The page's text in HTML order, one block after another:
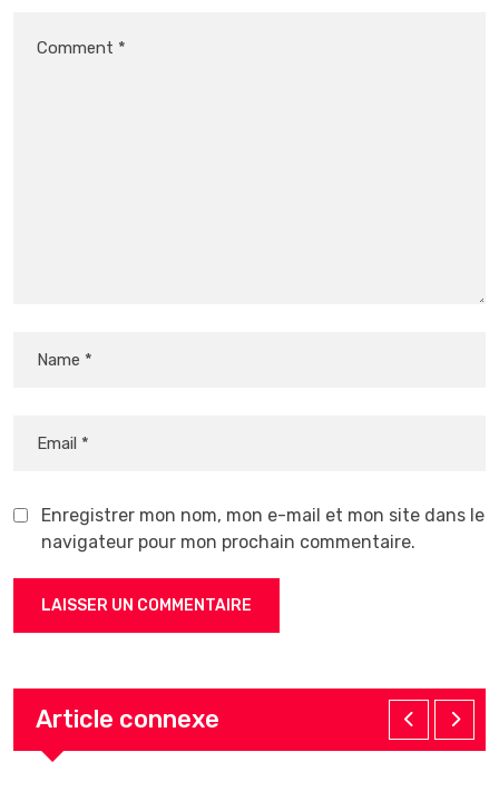
Enregistrer mon nom, mon e-mail et mon site dans le
navigateur pour mon prochain commentaire.
Article connexe